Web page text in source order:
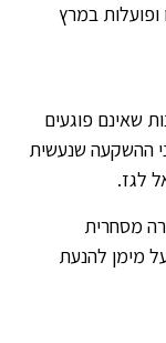
במרץ
שאינם פוגעים
ההשקעה שנעשית
לגז.
מסחרית
מימן להנעת